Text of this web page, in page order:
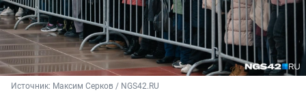
Источник: Максим Серков / NGS42.RU